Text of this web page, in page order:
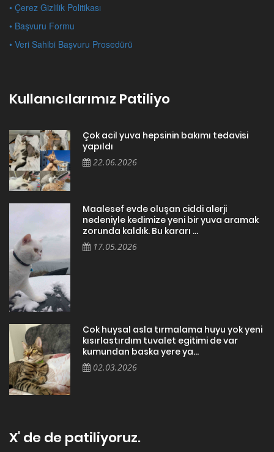
• Çerez Gizlilik Politikası
• Başvuru Formu
• Veri Sahibi Başvuru Prosedürü
Kullanıcılarımız Patiliyo
Çok acil yuva hepsinin bakımı tedavisi
yapıldı
22.06.2026
Maalesef evde oluşan ciddi alerji
nedeniyle kedimize yeni bir yuva aramak
zorunda kaldık. Bu kararı ...
17.05.2026
Cok huysal asla tırmalama huyu yok yeni
kısırlastırdım tuvalet egitimi de var
kumundan baska yere ya...
02.03.2026
X' de de patiliyoruz.